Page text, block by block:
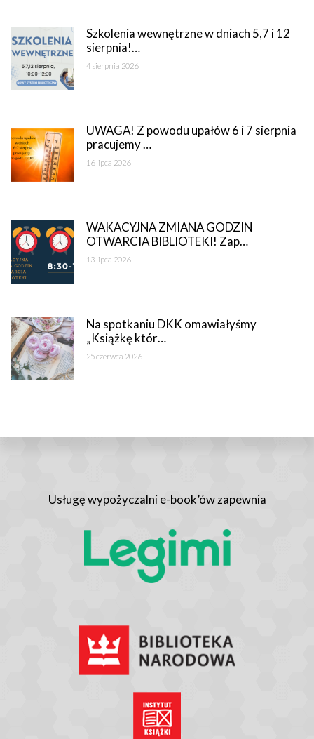
Szkolenia wewnętrzne w dniach 5,7 i 12
sierpnia!…
4 sierpnia 2026
UWAGA! Z powodu upałów 6 i 7 sierpnia
pracujemy …
16 lipca 2026
WAKACYJNA ZMIANA GODZIN
OTWARCIA BIBLIOTEKI! Zap…
13 lipca 2026
Na spotkaniu DKK omawiałyśmy
„Książkę któr…
25 czerwca 2026
Usługę wypożyczalni e-book’ów zapewnia